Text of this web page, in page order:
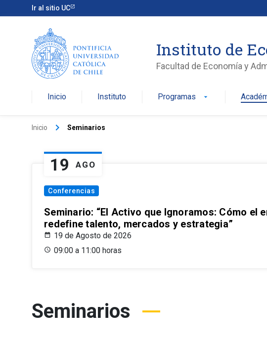
Ir al sitio UC
Instituto de
Facultad de Economía y
Inicio Instituto Programas arrow_drop_down
Inicio keyboard_arrow_right Seminarios
19 AGO
Conferencias
Seminario: “El Activo que Ignoramos: Cómo el
redefine talento, mercados y estrategia”
19 de Agosto de 2026
09:00 a 11:00 horas
Seminarios